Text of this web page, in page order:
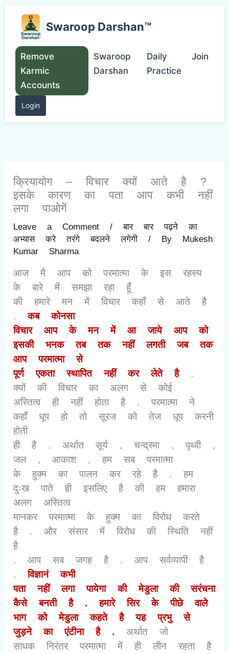
content
Swaroop Darshan™
Remove
Karmic
Accounts
Swaroop
Darshan
Daily
Practice
Join
Login
क्रियायोग – विचार क्यों आते है ?
इसके कारण का पता आप कभी नहीं
लगा पाओगें
Leave a Comment /बार बार पढ़ने का
अभ्यास करे तरंगे बदलने लगेगी / By Mukesh
Kumar Sharma
आज मै आप को परमात्मा के इस रहस्य
के बारे में समझा रहा हूँ
की हमारे मन में विचार कहाँ से आते है
.कब कोनसा
विचार आप के मन में आ जाये आप को
इसकी भनक तब तक नहीं लगती जब तक
आप परमात्मा से
पूर्ण एकता स्थापित नहीं कर लेते है .
क्यों की विचार का अलग से कोई
अस्तित्व ही नहीं होता है . परमात्मा ने
कहाँ धूप हो तो सूरज को तेज धूप करनी
होती
ही है . अर्थात सूर्य ,चन्द्रमा ,पृथ्वी ,
जल ,आकाश ,हम सब परमात्मा
के हुक्म का पालन कर रहे है . हम
दुःख पाते ही इसलिए है की हम हमारा
अलग अस्तित्व
मानकर परमात्मा के हुक्म का विरोध करते
है . और संसार में विरोध की स्थिति नहीं
है
. आप सब जगह है . आप सर्वव्यापी है
.विज्ञानं कभी
पता नहीं लगा पायेगा की मेडुला की सरंचना
कैसे बनती है . हमारे सिर के पीछे वाले
भाग को मेडुला कहते है यह प्रभु से
जुड़ने का एंटीना है . अर्थात जो
साधक निरंतर परमात्मा में ही लीन रहता है